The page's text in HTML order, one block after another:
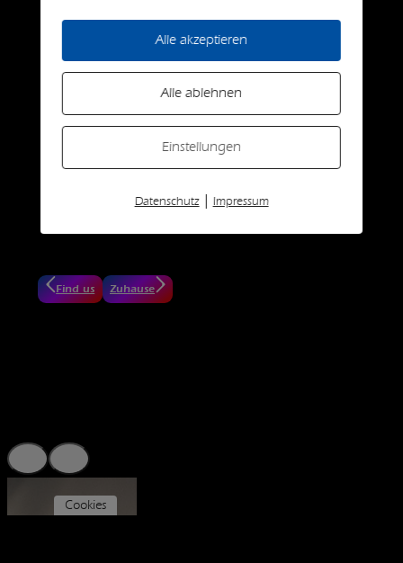
Hörmanseder GmbHBaufirma
MMR MurauerRechnungswesen
Pixel.GmbH
Bautechnische Systemprodukte
Find us Zuhause
Cookies
Alle akzeptieren
Alle ablehnen
Einstellungen
Datenschutz| Impressum